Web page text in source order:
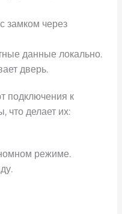
замком через
данные локально.
дверь.
подключения к
что делает их:
режиме.